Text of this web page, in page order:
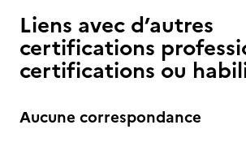
Liens avec d’autres
certifications
certifications ou
Aucune correspondance